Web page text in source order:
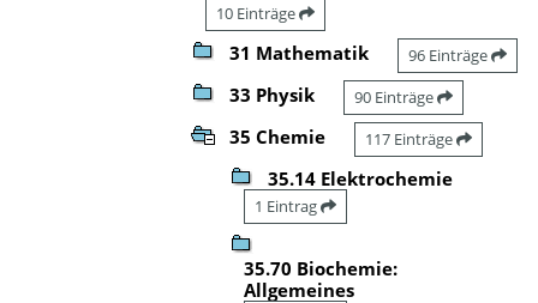
10 Einträge
31 Mathematik 96 Einträge
33 Physik 90 Einträge
35 Chemie 117 Einträge
35.14 Elektrochemie
1 Eintrag
35.70 Biochemie:
Allgemeines